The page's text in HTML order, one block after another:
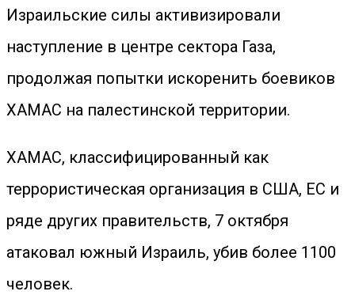
Израильские силы активизировали
наступление в центре сектора Газа,
продолжая попытки искоренить боевиков
ХАМАС на палестинской территории.
ХАМАС, классифицированный как
террористическая организация в США, ЕС и
ряде других правительств, 7 октября
атаковал южный Израиль, убив более 1100
человек.